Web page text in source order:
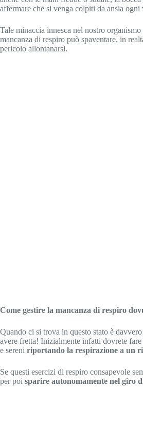
affermare che si venga colpiti da ansia ogni
Tale minaccia innesca nel nostro
mancanza di respiro può spaventare, in
pericolo allontanarsi.
Come gestire la mancanza di respiro
Quando ci si trova in questo stato è
avere fretta! Inizialmente infatti dovrete
e sereni riportando la respirazione a un
Se questi esercizi di respiro consapevole
per poi sparire autonomamente nel giro